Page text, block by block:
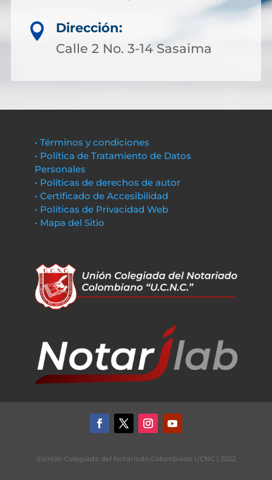

Dirección:
Calle 2 No. 3-14 Sasaima
• Términos y condiciones
• Política de Tratamiento de Datos
Personales
• Políticas de derechos de autor
• Certificado de Accesibilidad
• Políticas de Privacidad Web
• Mapa del Sitio
©Unión Colegiada del Notariado Colombiano UCNC | 2022